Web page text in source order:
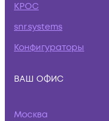
КРОС
snr.systems
Конфигураторы
ВАШ ОФИС
Москва